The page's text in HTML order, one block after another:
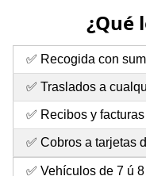
¿Qué
✅ Recogida con
✅ Traslados a
✅ Recibos y
✅ Cobros a tarjetas
✅ Vehículos de 7 ú